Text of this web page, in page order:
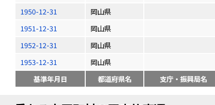
1950-12-31
岡山県
1951-12-31
岡山県
1952-12-31
岡山県
1953-12-31
岡山県
基準年月日
都道府県名 支庁・振興局名